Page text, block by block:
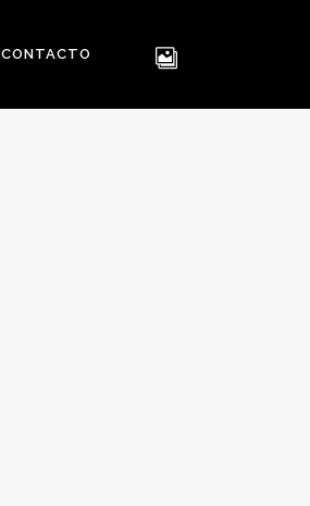
CONTACTO